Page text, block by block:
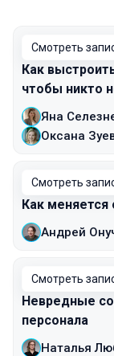
Смотреть
Как
чтобы никто
Яна
Оксана
Смотреть
Как меняется
Андрей
Смотреть
Невредные
персонала
Наталья